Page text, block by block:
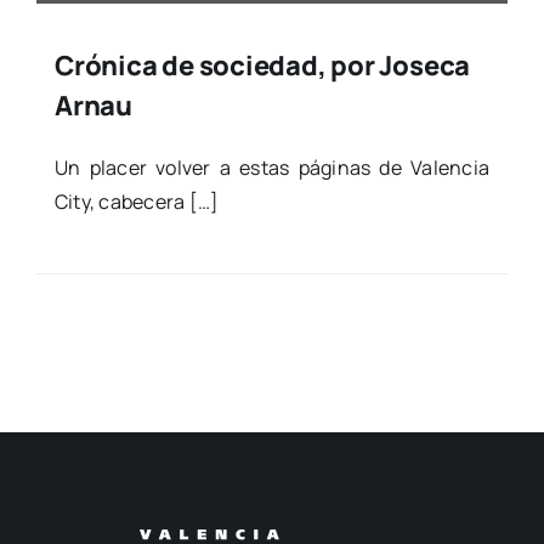
Crónica de sociedad, por Joseca
Arnau
Un pla­cer vol­ver a estas pági­nas de Valen­cia
City, cabe­ce­ra […]